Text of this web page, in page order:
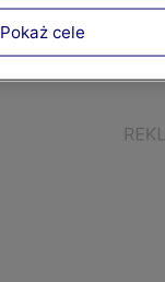
Pokaż cele